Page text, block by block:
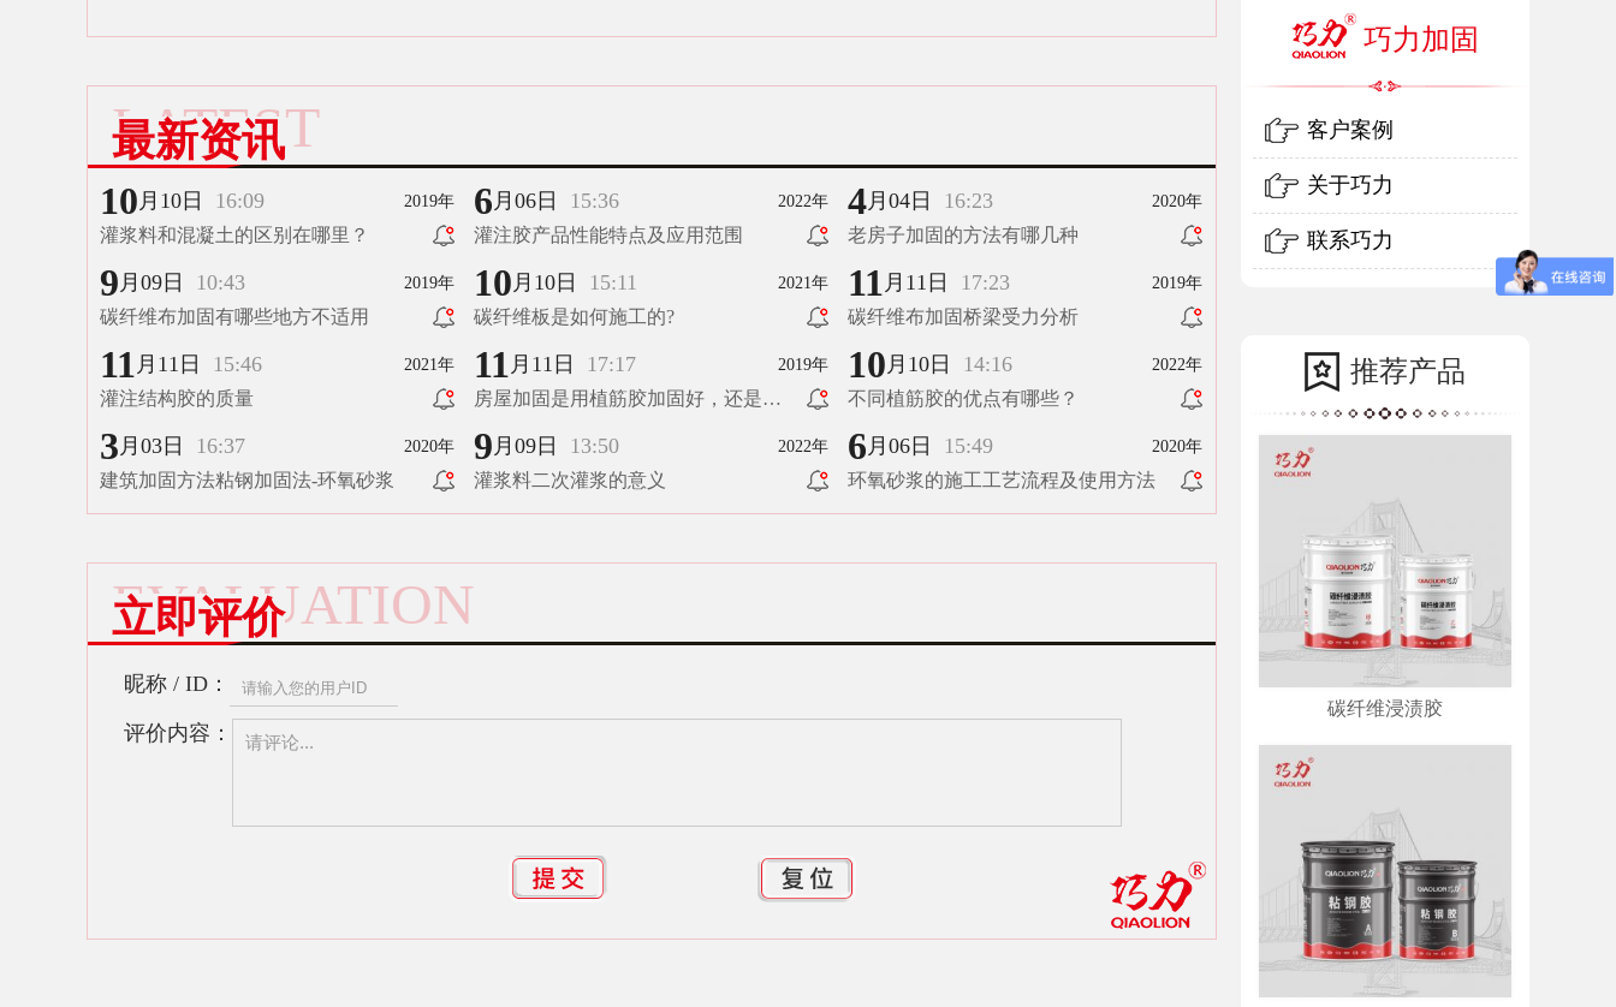
最新资讯
LATEST
10 月10日 16:09 2019年
灌浆料和混凝土的区别在哪里？
6 月06日 15:36 2022年
灌注胶产品性能特点及应用范围
4月04日 16:23 2020年
老房子加固的方法有哪几种
9 月09日 10:43 2019年
碳纤维布加固有哪些地方不适用
10 月10日 15:11 2021年
碳纤维板是如何施工的?
11 月11日 17:23 2019年
碳纤维布加固桥梁受力分析
11 月11日 15:46 2021年
灌注结构胶的质量
11 月11日 17:17 2019年
房屋加固是用植筋胶加固好，还是碳
10 月10日 14:16 2022年
不同植筋胶的优点有哪些？
3 月03日 16:37 2020年
建筑加固方法粘钢加固法-环氧砂浆
9 月09日 13:50 2022年
灌浆料二次灌浆的意义
6 月06日 15:49 2020年
环氧砂浆的施工工艺流程及使用方法
立即评价
EVALUATION
昵称 / ID：
评价内容：
巧力加固
客户案例
关于巧力
联系巧力
推荐产品
碳纤维浸渍胶